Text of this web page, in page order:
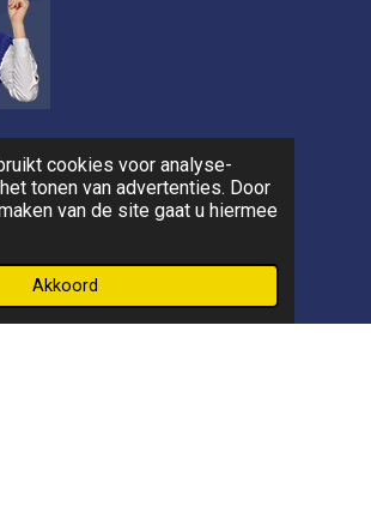
cookies voor analyse-
tonen van advertenties. Door
van de site gaat u hiermee
Akkoord